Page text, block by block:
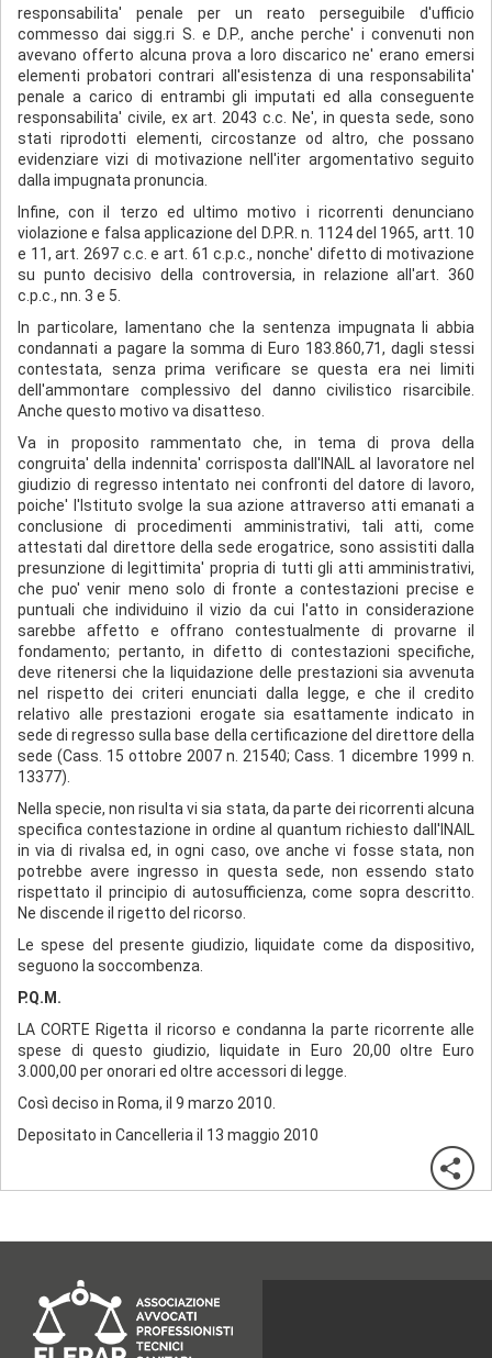
responsabilita' penale per un reato perseguibile d'ufficio
commesso dai sigg.ri S. e D.P., anche perche' i convenuti non
avevano offerto alcuna prova a loro discarico ne' erano emersi
elementi probatori contrari all'esistenza di una responsabilita'
penale a carico di entrambi gli imputati ed alla conseguente
responsabilita' civile, ex art. 2043 c.c. Ne', in questa sede, sono
stati riprodotti elementi, circostanze od altro, che possano
evidenziare vizi di motivazione nell'iter argomentativo seguito
dalla impugnata pronuncia.
Infine, con il terzo ed ultimo motivo i ricorrenti denunciano
violazione e falsa applicazione del D.P.R. n. 1124 del 1965, artt. 10
e 11, art. 2697 c.c. e art. 61 c.p.c., nonche' difetto di motivazione
su punto decisivo della controversia, in relazione all'art. 360
c.p.c., nn. 3 e 5.
In particolare, lamentano che la sentenza impugnata li abbia
condannati a pagare la somma di Euro 183.860,71, dagli stessi
contestata, senza prima verificare se questa era nei limiti
dell'ammontare complessivo del danno civilistico risarcibile.
Anche questo motivo va disatteso.
Va in proposito rammentato che, in tema di prova della
congruita' della indennita' corrisposta dall'lNAIL al lavoratore nel
giudizio di regresso intentato nei confronti del datore di lavoro,
poiche' l'Istituto svolge la sua azione attraverso atti emanati a
conclusione di procedimenti amministrativi, tali atti, come
attestati dal direttore della sede erogatrice, sono assistiti dalla
presunzione di legittimita' propria di tutti gli atti amministrativi,
che puo' venir meno solo di fronte a contestazioni precise e
puntuali che individuino il vizio da cui l'atto in considerazione
sarebbe affetto e offrano contestualmente di provarne il
fondamento; pertanto, in difetto di contestazioni specifiche,
deve ritenersi che la liquidazione delle prestazioni sia avvenuta
nel rispetto dei criteri enunciati dalla legge, e che il credito
relativo alle prestazioni erogate sia esattamente indicato in
sede di regresso sulla base della certificazione del direttore della
sede (Cass. 15 ottobre 2007 n. 21540; Cass. 1 dicembre 1999 n.
13377).
Nella specie, non risulta vi sia stata, da parte dei ricorrenti alcuna
specifica contestazione in ordine al quantum richiesto dall'INAIL
in via di rivalsa ed, in ogni caso, ove anche vi fosse stata, non
potrebbe avere ingresso in questa sede, non essendo stato
rispettato il principio di autosufficienza, come sopra descritto.
Ne discende il rigetto del ricorso.
Le spese del presente giudizio, liquidate come da dispositivo,
seguono la soccombenza.
P.Q.M.
LA CORTE Rigetta il ricorso e condanna la parte ricorrente alle
spese di questo giudizio, liquidate in Euro 20,00 oltre Euro
3.000,00 per onorari ed oltre accessori di legge.
Così deciso in Roma, il 9 marzo 2010.
Depositato in Cancelleria il 13 maggio 2010